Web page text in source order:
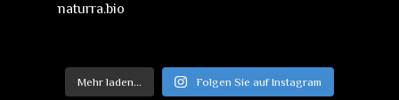
naturra.bio
Mehr laden... Folgen Sie auf Instagram